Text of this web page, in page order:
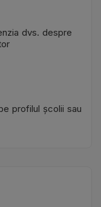
dvs. despre
profilul școlii sau